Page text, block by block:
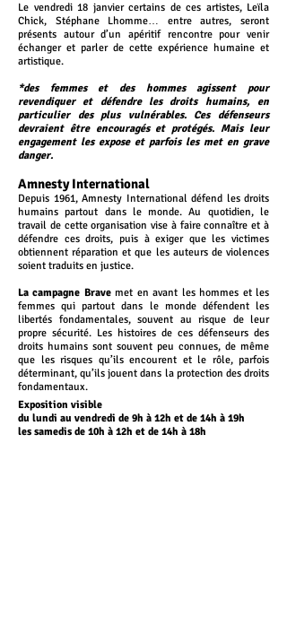
Le vendredi 18 janvier certains de ces artistes, Leïla
Chick, Stéphane Lhomme… entre autres, seront
présents autour d’un apéritif rencontre pour venir
échanger et parler de cette expérience humaine et
artistique.
*des femmes et des hommes agissent pour
revendiquer et défendre les droits humains, en
particulier des plus vulnérables. Ces défenseurs
devraient être encouragés et protégés. Mais leur
engagement les expose et parfois les met en grave
danger.
Amnesty International
Depuis 1961, Amnesty International défend les droits
humains partout dans le monde. Au quotidien, le
travail de cette organisation vise à faire connaître et à
défendre ces droits, puis à exiger que les victimes
obtiennent réparation et que les auteurs de violences
soient traduits en justice.
La campagne Brave met en avant les hommes et les
femmes qui partout dans le monde défendent les
libertés fondamentales, souvent au risque de leur
propre sécurité. Les histoires de ces défenseurs des
droits humains sont souvent peu connues, de même
que les risques qu’ils encourent et le rôle, parfois
déterminant, qu’ils jouent dans la protection des droits
fondamentaux.
Exposition visible
du lundi au vendredi de 9h à 12h et de 14h à 19h
les samedis de 10h à 12h et de 14h à 18h